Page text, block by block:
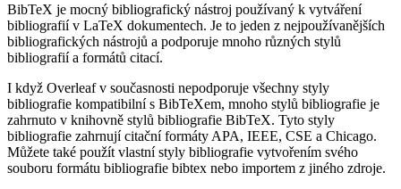
BibTeX je mocný bibliografický nástroj používaný k vytváření
bibliografií v LaTeX dokumentech. Je to jeden z nejpoužívanějších
bibliografických nástrojů a podporuje mnoho různých stylů
bibliografií a formátů citací.
I když Overleaf v současnosti nepodporuje všechny styly
bibliografie kompatibilní s BibTeXem, mnoho stylů bibliografie je
zahrnuto v knihovně stylů bibliografie BibTeX. Tyto styly
bibliografie zahrnují citační formáty APA, IEEE, CSE a Chicago.
Můžete také použít vlastní styly bibliografie vytvořením svého
souboru formátu bibliografie bibtex nebo importem z jiného zdroje.